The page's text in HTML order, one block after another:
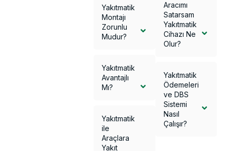
Yakıtmatik
Montajı
Zorunlu
Mudur?
Yakıtmatik
Avantajlı
Mı?
Yakıtmatik
ile
Araçlara
Yakıt
Aracımı
Satarsam
Yakıtmatik
Cihazı Ne
Olur?
Yakıtmatik
Ödemeleri
ve DBS
Sistemi
Nasıl
Çalışır?